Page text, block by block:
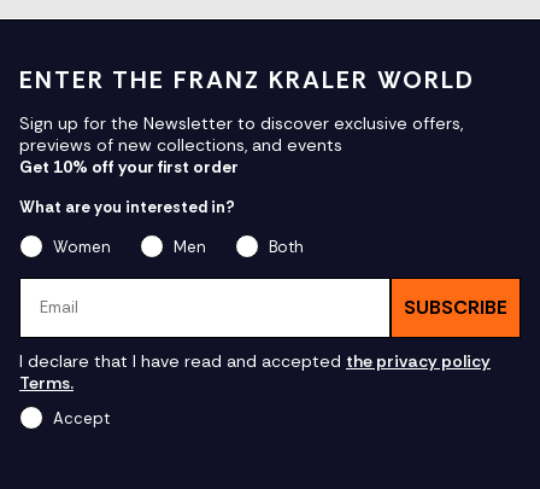
ENTER THE FRANZ KRALER WORLD
Sign up for the Newsletter to discover exclusive offers,
previews of new collections, and events
Get 10% off your first order
What are you interested in?
Women
Men
Both
SUBSCRIBE
I declare that I have read and accepted the privacy policy
Terms.
Accept